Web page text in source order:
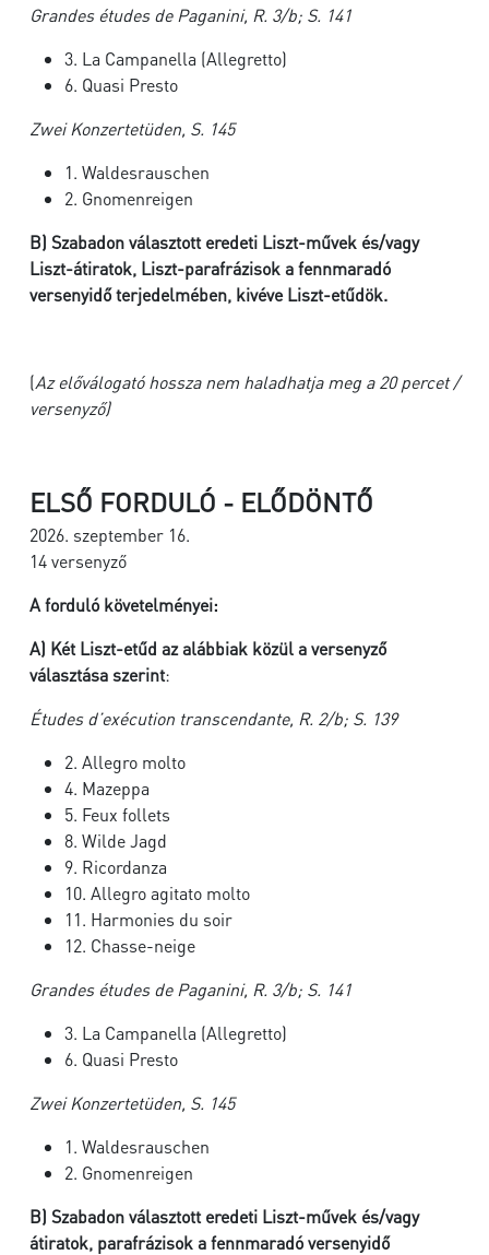
Grandes études de Paganini, R. 3/b; S. 141
3. La Campanella (Allegretto)
6. Quasi Presto
Zwei Konzertetüden, S. 145
1. Waldesrauschen
2. Gnomenreigen
B) Szabadon választott eredeti Liszt-művek és/vagy
Liszt-átiratok, Liszt-parafrázisok a fennmaradó
versenyidő terjedelmében, kivéve Liszt-etűdök.
(Az előválogató hossza nem haladhatja meg a 20 percet /
versenyző)
ELSŐ FORDULÓ - ELŐDÖNTŐ
2026. szeptember 16.
14 versenyző
A forduló követelményei:
A) Két Liszt-etűd az alábbiak közül a versenyző
választása szerint:
Études d’exécution transcendante, R. 2/b; S. 139
2. Allegro molto
4. Mazeppa
5. Feux follets
8. Wilde Jagd
9. Ricordanza
10. Allegro agitato molto
11. Harmonies du soir
12. Chasse-neige
Grandes études de Paganini, R. 3/b; S. 141
3. La Campanella (Allegretto)
6. Quasi Presto
Zwei Konzertetüden, S. 145
1. Waldesrauschen
2. Gnomenreigen
B) Szabadon választott eredeti Liszt-művek és/vagy
átiratok, parafrázisok a fennmaradó versenyidő